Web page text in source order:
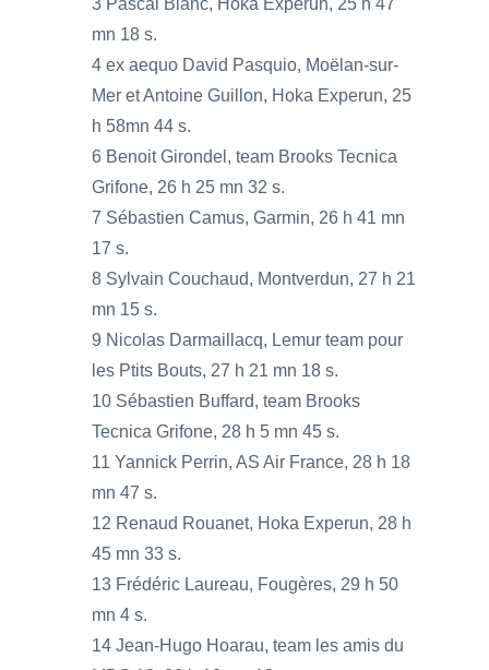
3 Pascal Blanc, Hoka Experun, 25 h 47
mn 18 s.
4 ex aequo David Pasquio, Moëlan-sur-
Mer et Antoine Guillon, Hoka Experun, 25
h 58mn 44 s.
6 Benoit Girondel, team Brooks Tecnica
Grifone, 26 h 25 mn 32 s.
7 Sébastien Camus, Garmin, 26 h 41 mn
17 s.
8 Sylvain Couchaud, Montverdun, 27 h 21
mn 15 s.
9 Nicolas Darmaillacq, Lemur team pour
les Ptits Bouts, 27 h 21 mn 18 s.
10 Sébastien Buffard, team Brooks
Tecnica Grifone, 28 h 5 mn 45 s.
11 Yannick Perrin, AS Air France, 28 h 18
mn 47 s.
12 Renaud Rouanet, Hoka Experun, 28 h
45 mn 33 s.
13 Frédéric Laureau, Fougères, 29 h 50
mn 4 s.
14 Jean-Hugo Hoarau, team les amis du